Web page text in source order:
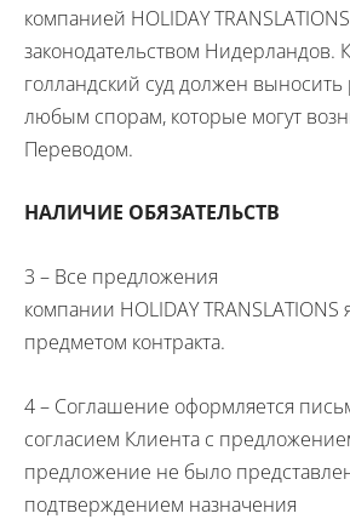
компанией HOLIDAYTRANSLATIONS
законодательством Нидерландов.
голландский суд должен
любым спорам, которые могут
Переводом.
НАЛИЧИЕ ОБЯЗАТЕЛЬСТВ
3 – Все предложения
компании HOLIDAYTRANSLATIONS
предметом контракта.
4 – Соглашение оформляется
согласием Клиента с
предложение не было
подтверждением назначения